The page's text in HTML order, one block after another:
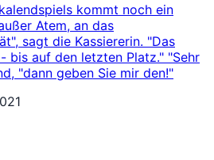
kommt noch ein
Atem, an das
sagt die Kassiererin. "Das
bis auf den letzten Platz." "Sehr
"dann geben Sie mir den!"